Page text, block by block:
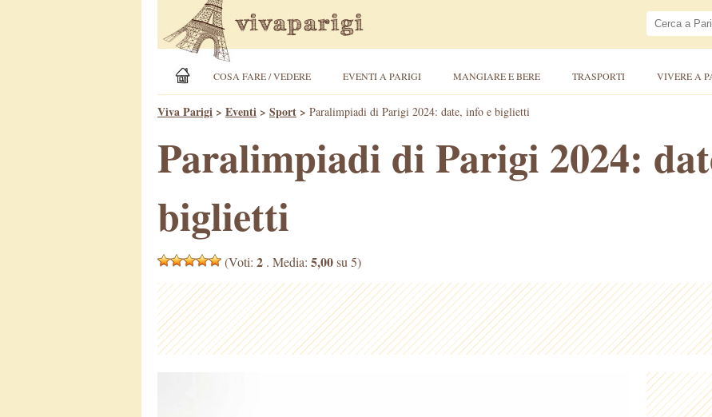
COSA FARE / VEDERE EVENTI A PARIGI MANGIARE E BERE TRASPORTI VIVERE A
Viva Parigi > Eventi > Sport > Paralimpiadi di Parigi 2024: date, info e biglietti
Paralimpiadi di Parigi 2024:
biglietti
(Voti: 2 . Media: 5,00su 5)